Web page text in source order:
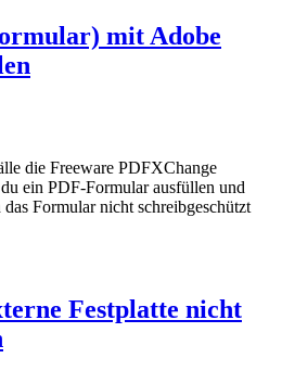
mit Adobe
die Freeware PDFXChange
ein PDF-Formular ausfüllen und
Formular nicht schreibgeschützt
Festplatte nicht